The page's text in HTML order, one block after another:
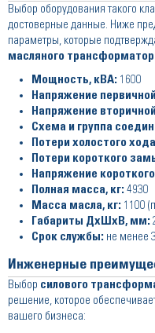
Выбор оборудования такого
достоверные данные. Ниже
параметры, которые
масляного
Мощность, кВА: 1600
Напряжение
Напряжение
Схема и группа
Потери холостого
Потери короткого
Напряжение
Полная масса, кг: 4930
Масса масла, кг: 1100
Габариты ДхШхВ, мм:
Срок службы: не менее
Инженерные
Выбор силового
решение, которое
вашего бизнеса: